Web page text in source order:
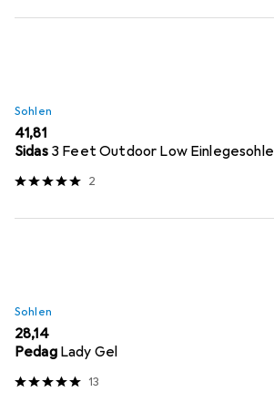
Sohlen
EUR
41,81
Sidas 3 Feet Outdoor Low Einlegesohle
2
Sohlen
EUR
28,14
Pedag Lady Gel
13